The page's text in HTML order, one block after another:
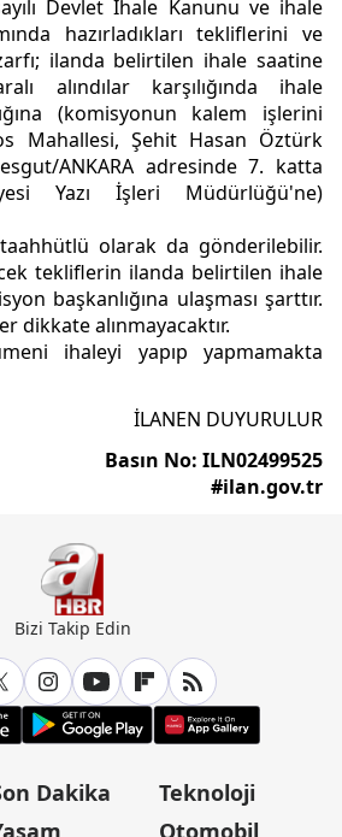
Devlet İhale Kanunu ve ihale
hazırladıkları tekliflerini ve
ilanda belirtilen ihale saatine
alındılar karşılığında ihale
(komisyonun kalem işlerini
Mahallesi, Şehit Hasan Öztürk
ANKARA adresinde 7. katta
Yazı İşleri Müdürlüğü'ne)
olarak da gönderilebilir.
tekliflerin ilanda belirtilen ihale
başkanlığına ulaşması şarttır.
dikkate alınmayacaktır.
ihaleyi yapıp yapmamakta
İLANEN DUYURULUR
Basın No: ILN02499525
#ilan.gov.tr
Bizi Takip Edin
Dakika
Teknoloji
Otomobil